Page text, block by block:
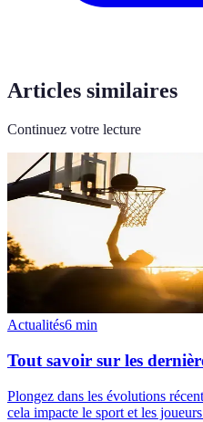
Articles similaires
Continuez votre lecture
Actualités6 min
Tout savoir sur les
Plongez dans les évolutions
cela impacte le sport et les